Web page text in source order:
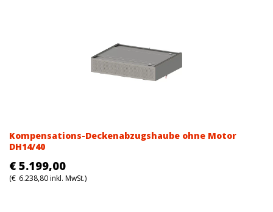
Kompensations-Deckenabzugshaube ohne Motor
DH14/40
€ 5.199,00
(€ 6.238,80inkl. MwSt.)